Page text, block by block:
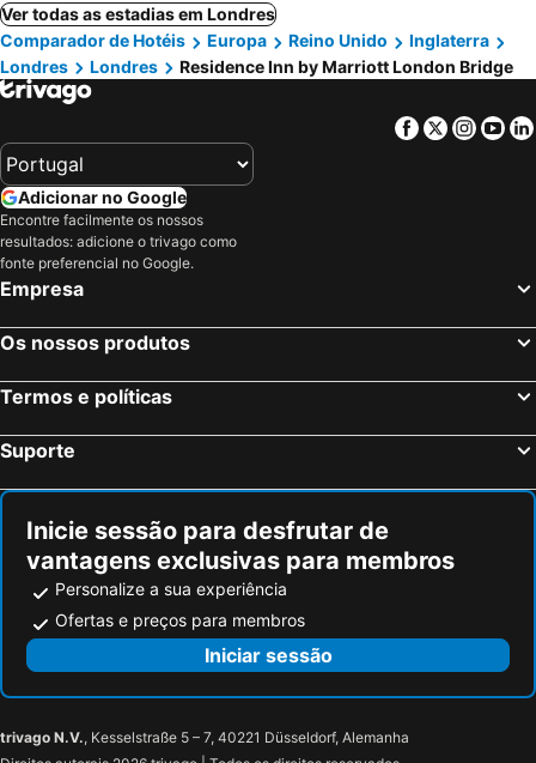
Ver todas as estadias em Londres
Comparador de Hotéis
Europa Reino Unido
Inglaterra
Londres
Londres Residence Inn by Marriott London Bridge
Facebook
Twitter
Adicionar no Google
Encontre facilmente os nossos
resultados: adicione o trivago como
fonte preferencial no Google.
Empresa
Os nossos produtos
Termos e políticas
Suporte
Inicie sessão para desfrutar de
vantagens exclusivas para membros
Personalize a sua experiência
Ofertas e preços para membros
Iniciar sessão
trivago N.V., Kesselstraße 5 – 7, 40221 Düsseldorf, Alemanha